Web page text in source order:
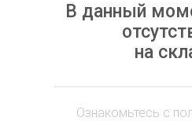
В данный
на
Ознакомьтесь с